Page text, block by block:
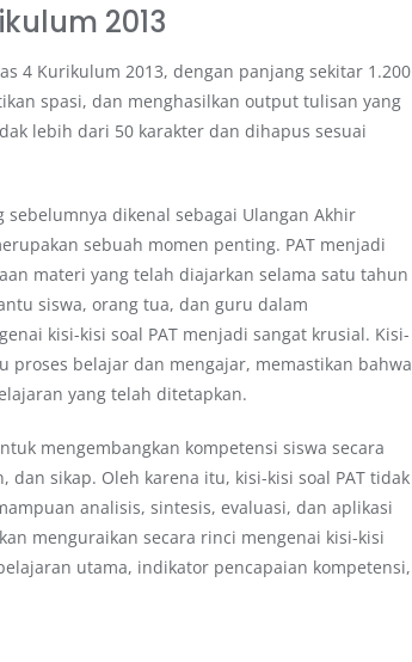
2013
4 Kurikulum 2013, dengan panjang sekitar 1.200
spasi, dan menghasilkan output tulisan yang
lebih dari 50 karakter dan dihapus sesuai
sebelumnya dikenal sebagai Ulangan Akhir
sebuah momen penting. PAT menjadi
materi yang telah diajarkan selama satu tahun
siswa, orang tua, dan guru dalam
kisi-kisi soal PAT menjadi sangat krusial. Kisi-
belajar dan mengajar, memastikan bahwa
yang telah ditetapkan.
mengembangkan kompetensi siswa secara
sikap. Oleh karena itu, kisi-kisi soal PAT tidak
analisis, sintesis, evaluasi, dan aplikasi
menguraikan secara rinci mengenai kisi-kisi
utama, indikator pencapaian kompetensi,